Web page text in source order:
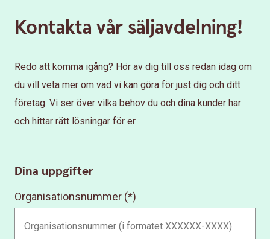
Kontakta vår säljavdelning!
Redo att komma igång? Hör av dig till oss redan idag om
du vill veta mer om vad vi kan göra för just dig och ditt
företag. Vi ser över vilka behov du och dina kunder har
och hittar rätt lösningar för er.
Dina uppgifter
Organisationsnummer